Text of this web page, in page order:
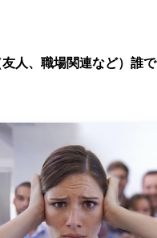
人、職場関連など）誰